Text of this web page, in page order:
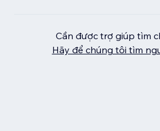
Cần được trợ giúp tìm
Hãy để chúng tôi tìm